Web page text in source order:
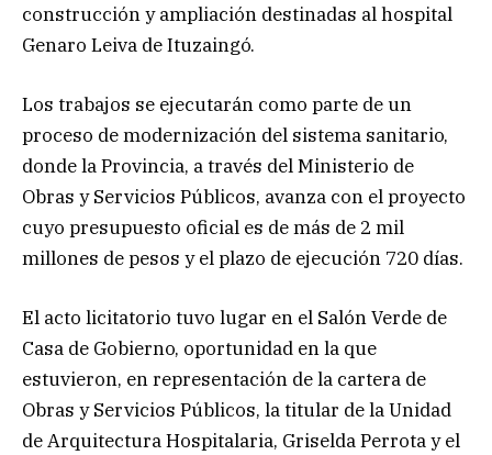
construcción y ampliación destinadas al hospital
Genaro Leiva de Ituzaingó.
Los trabajos se ejecutarán como parte de un
proceso de modernización del sistema sanitario,
donde la Provincia, a través del Ministerio de
Obras y Servicios Públicos, avanza con el proyecto
cuyo presupuesto oficial es de más de 2 mil
millones de pesos y el plazo de ejecución 720 días.
El acto licitatorio tuvo lugar en el Salón Verde de
Casa de Gobierno, oportunidad en la que
estuvieron, en representación de la cartera de
Obras y Servicios Públicos, la titular de la Unidad
de Arquitectura Hospitalaria, Griselda Perrota y el